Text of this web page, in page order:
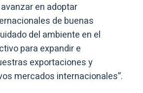
en adoptar
de buenas
del ambiente en el
para expandir e
exportaciones y
mercados internacionales”.